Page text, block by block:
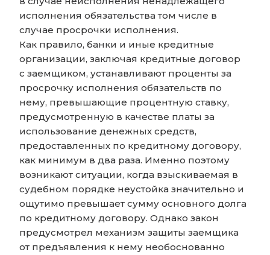
исполнения обязательства том числе в
случае просрочки исполнения.
Как правило, банки и иные кредитные
организации, заключая кредитные договор
с заемщиком, устанавливают проценты за
просрочку исполнения обязательств по
нему, превышающие процентную ставку,
предусмотренную в качестве платы за
использование денежных средств,
предоставленных по кредитному договору,
как минимум в два раза. Именно поэтому
возникают ситуации, когда взыскиваемая в
судебном порядке неустойка значительно и
ощутимо превышает сумму основного долга
по кредитному договору. Однако закон
предусмотрел механизм защиты заемщика
от предъявления к нему необоснованно